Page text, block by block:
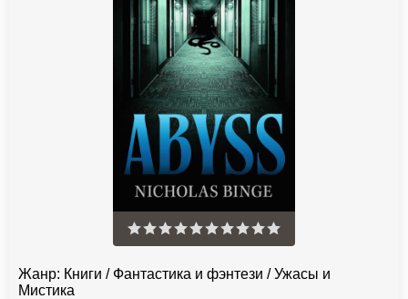
Жанр: Книги / Фантастика и фэнтези /Ужасы и
Мистика